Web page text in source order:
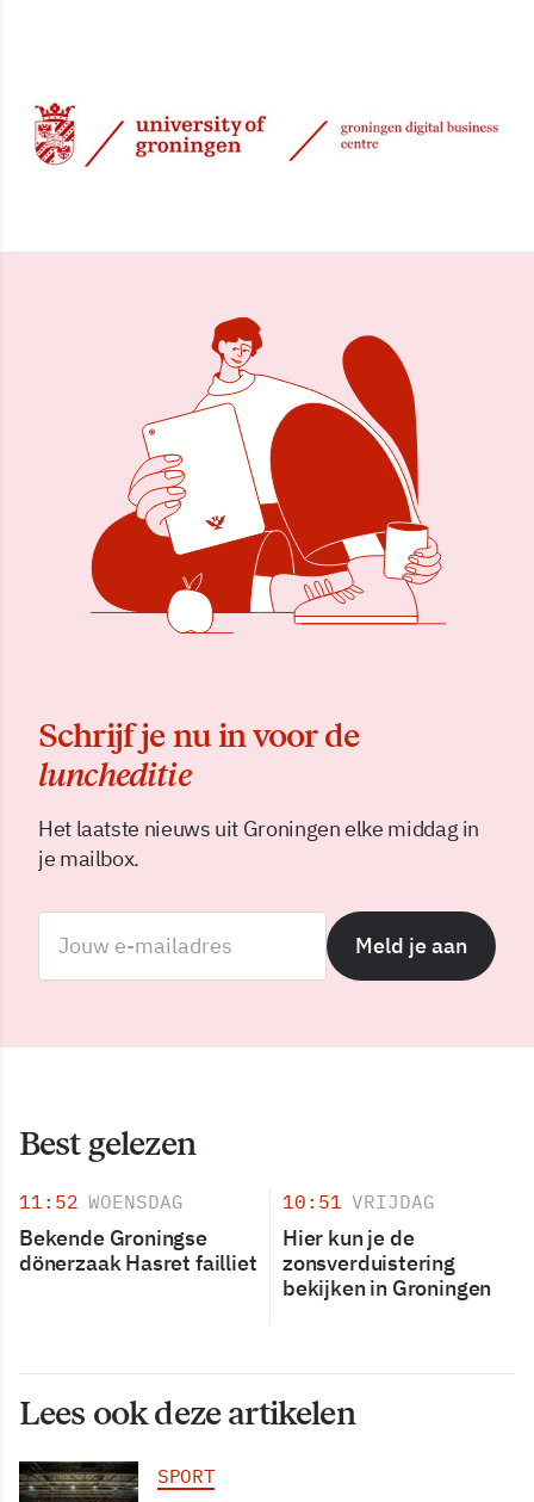
30 jan 2026, 08:32
Schrijf je nu in voor de
luncheditie
Het laatste nieuws uit Groningen elke middag in
je mailbox.
Meld je aan
Best gelezen
11:52 WOENSDAG
Bekende Groningse
dönerzaak Hasret failliet
10:51 VRIJDAG
Hier kun je de
zonsverduistering
bekijken in Groningen
Lees ook deze artikelen
SPORT